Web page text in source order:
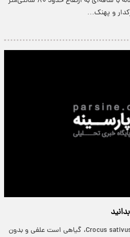
و پهنک…
پارسینه: گیاه زعفران با نام علمی Crocus sativus، گیاهی است علفی و بدون